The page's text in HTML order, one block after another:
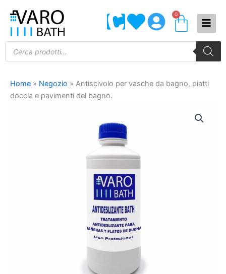
contenuto
0
Products
search
Home » Negozio » Antiscivolo per vasche da bagno, piatti
doccia e pavimenti del bagno.